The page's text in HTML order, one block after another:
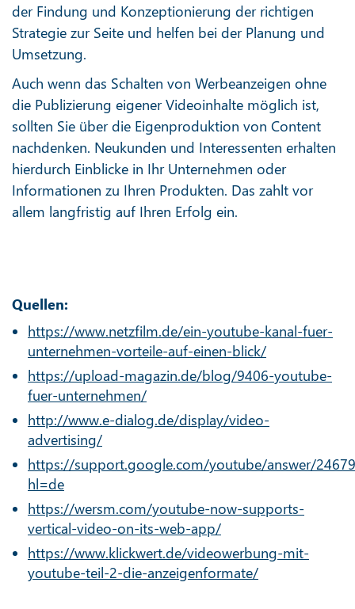
der Findung und Konzeptionierung der richtigen
Strategie zur Seite und helfen bei der Planung und
Umsetzung.
Auch wenn das Schalten von Werbeanzeigen ohne
die Publizierung eigener Videoinhalte möglich ist,
sollten Sie über die Eigenproduktion von Content
nachdenken. Neukunden und Interessenten erhalten
hierdurch Einblicke in Ihr Unternehmen oder
Informationen zu Ihren Produkten. Das zahlt vor
allem langfristig auf Ihren Erfolg ein.
Quellen:
https://www.netzfilm.de/ein-youtube-kanal-fuer-
unternehmen-vorteile-auf-einen-blick/
https://upload-magazin.de/blog/9406-youtube-
fuer-unternehmen/
http://www.e-dialog.de/display/video-
advertising/
https://support.google.com/youtube/answer/
hl=de
https://wersm.com/youtube-now-supports-
vertical-video-on-its-web-app/
https://www.klickwert.de/videowerbung-mit-
youtube-teil-2-die-anzeigenformate/